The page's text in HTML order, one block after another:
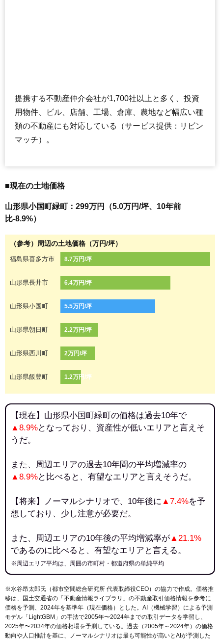
提携する不動産仲介会社が1,700社以上と多く、投資
用物件、ビル、店舗、工場、倉庫、農地など幅広い種
類の不動産にも対応している（サービス提供：リビン
マッチ）。
■現在の土地価格
山形県小国町緑町：299万円（5.0万円/坪、10年前
比-8.9%）
（参考）周辺の土地価格（万円/坪）
福島県喜多方市 8.7万円/坪
山形県長井市 6.4万円/坪
山形県小国町 5.5万円/坪
山形県朝日町 2.2万円/坪
山形県西川町 2万円/坪
山形県飯豊町 1.2万円/坪
【現在】山形県小国町緑町の価格は過去10年で
▲8.9%となっており、資産性が低いエリアと言えそ
うだ。
また、周辺エリアの過去10年間の平均増減率の
▲8.9%と比べると、有望なエリアと言えそうだ。
【将来】ノーマルシナリオで、10年後に ▲7.4%を予
想しており、少し注意が必要だ。
また、周辺エリアの10年後の平均増減率が▲21.1%
であるのに比べると、有望なエリアと言える。
※周辺エリア平均は、周囲の市町村・都道府県の単純平均
※水谷昂太郎氏（都市空間総合研究所 代表取締役CEO）の協力で作成。価格推
移は、国土交通省の「 不動産情報ライブラリ 」の不動産取引価格情報を参考に
価格を予測、2024年を基準年（現在価格）とした。AI（機械学習）による予測
モデル「LightGBM」の手法で2005年〜2024年までの取引データを学習し、
2025年〜2034年の価格相場を予測している。過去（2005年～2024年）の価格
動向や人口推計を基に、ノーマルシナリオは最も可能性が高いとAIが予測した